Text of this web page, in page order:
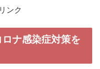
ンク
ナ感染症対策を